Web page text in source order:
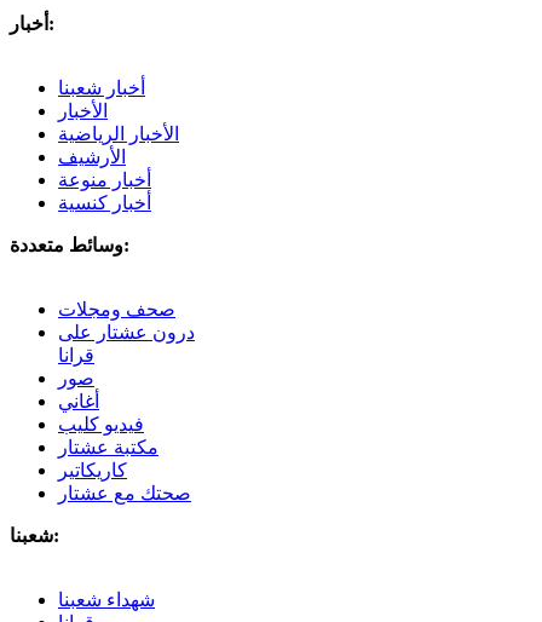
أخبار:
أخبار شعبنا
الأخبار
الأخبار الرياضية
الأرشيف
أخبار منوعة
أخبار كنسية
وسائط متعددة:
صحف ومجلات
درون عشتار على
قرانا
صور
أغاني
فيديو كليب
مكتبة عشتار
كاريكاتير
صحتك مع عشتار
شعبنا:
شهداء شعبنا